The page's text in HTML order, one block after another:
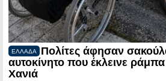
ΕΛΛΑΔΑ
Πολίτες άφησαν
αυτοκίνητο που έκλεινε
Χανιά